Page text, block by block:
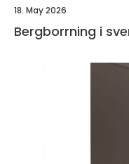
18. May 2026
Bergborrning i